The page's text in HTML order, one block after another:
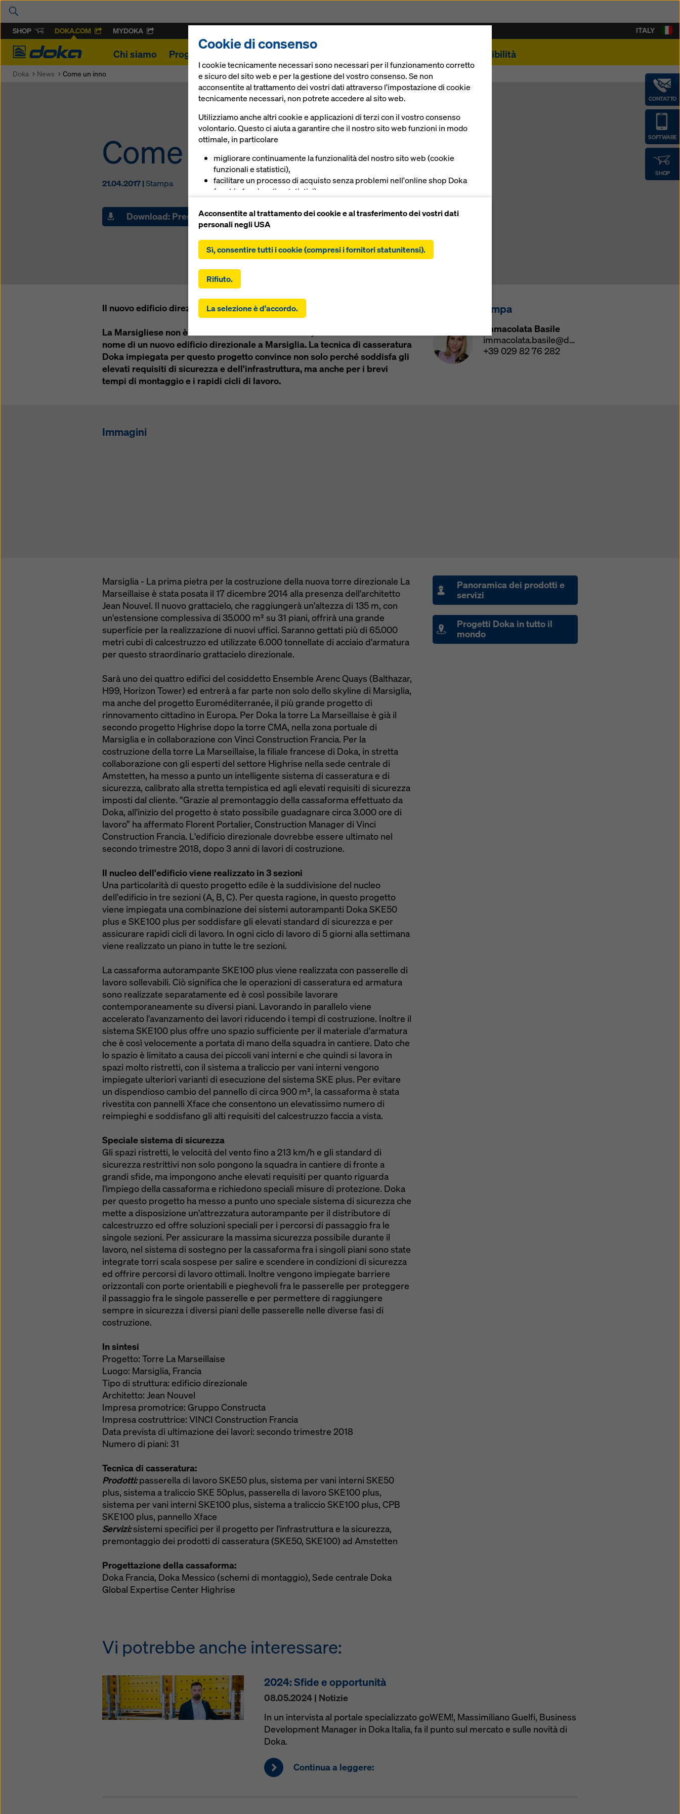
SHOP DOKA.COM MYDOKA
Doka
Chi siamo Progetti Sostenibilità
CONTATTO
SOFTWARE
SHOP
ITALY
Doka News Come un inno
Come un inno
21.04.2017 |Stampa
Download: Press release Immagini
Il nuovo edificio direzionale nella zona portuale di Marsiglia
La Marsigliese non è solo l'inno nazionale francese, dal 2018 sarà anche il
nome di un nuovo edificio direzionale a Marsiglia. La tecnica di casseratura
Doka impiegata per questo progetto convince non solo perché soddisfa gli
elevati requisiti di sicurezza e dell'infrastruttura, ma anche per i brevi
tempi di montaggio e i rapidi cicli di lavoro.
Contatto stampa
Immacolata Basile
immacolata.basile@doka.com
+39 029 82 76 282
Immagini
Marsiglia - La prima pietra per la costruzione della nuova torre direzionale La
Marseillaise è stata posata il 17 dicembre 2014 alla presenza dell'architetto
Jean Nouvel. Il nuovo grattacielo, che raggiungerà un'altezza di 135 m, con
un'estensione complessiva di 35.000 m² su 31 piani, offrirà una grande
superficie per la realizzazione di nuovi uffici. Saranno gettati più di 65.000
metri cubi di calcestruzzo ed utilizzate 6.000 tonnellate di acciaio d'armatura
per questo straordinario grattacielo direzionale.
Sarà uno dei quattro edifici del cosiddetto Ensemble Arenc Quays (Balthazar,
H99, Horizon Tower) ed entrerà a far parte non solo dello skyline di Marsiglia,
ma anche del progetto Euroméditerranée, il più grande progetto di
rinnovamento cittadino in Europa. Per Doka la torre La Marseillaise è già il
secondo progetto Highrise dopo la torre CMA, nella zona portuale di
Marsiglia e in collaborazione con Vinci Construction Francia. Per la
costruzione della torre La Marseillaise, la filiale francese di Doka, in stretta
collaborazione con gli esperti del settore Highrise nella sede centrale di
Amstetten, ha messo a punto un intelligente sistema di casseratura e di
sicurezza, calibrato alla stretta tempistica ed agli elevati requisiti di sicurezza
imposti dal cliente. “Grazie al premontaggio della cassaforma effettuato da
Doka, all'inizio del progetto è stato possibile guadagnare circa 3.000 ore di
lavoro” ha affermato Florent Portalier, Construction Manager di Vinci
Construction Francia. L'edificio direzionale dovrebbe essere ultimato nel
secondo trimestre 2018, dopo 3 anni di lavori di costruzione.
Il nucleo dell'edificio viene realizzato in 3 sezioni
Una particolarità di questo progetto edile è la suddivisione del nucleo
dell'edificio in tre sezioni (A, B, C). Per questa ragione, in questo progetto
viene impiegata una combinazione dei sistemi autorampanti Doka SKE50
plus e SKE100 plus per soddisfare gli elevati standard di sicurezza e per
assicurare rapidi cicli di lavoro. In ogni ciclo di lavoro di 5 giorni alla settimana
viene realizzato un piano in tutte le tre sezioni.
La cassaforma autorampante SKE100 plus viene realizzata con passerelle di
lavoro sollevabili. Ciò significa che le operazioni di casseratura ed armatura
sono realizzate separatamente ed è così possibile lavorare
contemporaneamente su diversi piani. Lavorando in parallelo viene
accelerato l'avanzamento dei lavori riducendo i tempi di costruzione. Inoltre il
sistema SKE100 plus offre uno spazio sufficiente per il materiale d'armatura
che è così velocemente a portata di mano della squadra in cantiere. Dato che
lo spazio è limitato a causa dei piccoli vani interni e che quindi si lavora in
spazi molto ristretti, con il sistema a traliccio per vani interni vengono
impiegate ulteriori varianti di esecuzione del sistema SKE plus. Per evitare
un dispendioso cambio del pannello di circa 900 m², la cassaforma è stata
rivestita con pannelli Xface che consentono un elevatissimo numero di
reimpieghi e soddisfano gli alti requisiti del calcestruzzo faccia a vista.
Speciale sistema di sicurezza
Gli spazi ristretti, le velocità del vento fino a 213 km/h e gli standard di
sicurezza restrittivi non solo pongono la squadra in cantiere di fronte a
grandi sfide, ma impongono anche elevati requisiti per quanto riguarda
l'impiego della cassaforma e richiedono speciali misure di protezione. Doka
per questo progetto ha messo a punto uno speciale sistema di sicurezza che
mette a disposizione un'attrezzatura autorampante per il distributore di
calcestruzzo ed offre soluzioni speciali per i percorsi di passaggio fra le
singole sezioni. Per assicurare la massima sicurezza possibile durante il
lavoro, nel sistema di sostegno per la cassaforma fra i singoli piani sono state
integrate torri scala sospese per salire e scendere in condizioni di sicurezza
ed offrire percorsi di lavoro ottimali. Inoltre vengono impiegate barriere
orizzontali con porte orientabili e pieghevoli fra le passerelle per proteggere
il passaggio fra le singole passerelle e per permettere di raggiungere
sempre in sicurezza i diversi piani delle passerelle nelle diverse fasi di
costruzione.
In sintesi
Progetto: Torre La Marseillaise
Luogo: Marsiglia, Francia
Tipo di struttura: edificio direzionale
Architetto: Jean Nouvel
Impresa promotrice: Gruppo Constructa
Impresa costruttrice: VINCI Construction Francia
Data prevista di ultimazione dei lavori: secondo trimestre 2018
Numero di piani: 31
Tecnica di casseratura:
Prodotti:passerella di lavoro SKE50 plus, sistema per vani interni SKE50
plus, sistema a traliccio SKE 50plus, passerella di lavoro SKE100 plus,
sistema per vani interni SKE100 plus, sistema a traliccio SKE100 plus, CPB
SKE100 plus, pannello Xface
Servizi:sistemi specifici per il progetto per l'infrastruttura e la sicurezza,
premontaggio dei prodotti di casseratura (SKE50, SKE100) ad Amstetten
Progettazione della cassaforma:
Doka Francia, Doka Messico (schemi di montaggio), Sede centrale Doka
Global Expertise Center Highrise
Panoramica dei prodotti e
servizi
Progetti Doka in tutto il
mondo
Vi potrebbe anche interessare:
2024: Sfide e opportunità
08.05.2024 | Notizie
In un intervista al portale specializzato goWEM!, Massimiliano Guelfi, Business
Development Manager in Doka Italia, fa il punto sul mercato e sulle novità di
Doka.
Continua a leggere:
Cookie di consenso
I cookie tecnicamente necessari sono necessari per il funzionamento corretto
e sicuro del sito web e per la gestione del vostro consenso. Se non
acconsentite al trattamento dei vostri dati attraverso l'impostazione di cookie
tecnicamente necessari, non potrete accedere al sito web.
Utilizziamo anche altri cookie e applicazioni di terzi con il vostro consenso
volontario. Questo ci aiuta a garantire che il nostro sito web funzioni in modo
ottimale, in particolare
migliorare continuamente la funzionalità del nostro sito web (cookie
funzionali e statistici),
facilitare un processo di acquisto senza problemi nell'online shop Doka
(cookie funzionali e statistici),
(cookie di marketing).
Facendo clic su “Consenti tutti i cookie (inclusi i fornitori statunitensi)”,
acconsentite all'installazione e all'utilizzo di tutti i cookie. Facendo clic su
“Accetta selezionati”, si acconsente ai cookie selezionati con le caselle di
gli Stati Uniti. Se le impostazioni selezionate includono anche fornitori che
trasferiscono i dati a paesi terzi in cui non esiste una decisione di adeguatezza
ai sensi dell'articolo 45 del GDPR e non esistono garanzie adeguate ai sensi
dell'articolo 46 del GDPR, il vostro consenso si estende anche a questo.
Potrebbe esserci il rischio che i vostri dati trasmessi in questo modo siano
controllo e monitoraggio e che non esistano rimedi legali efficaci contro
questo. Potete rifiutare tutti i cookie che richiedono il consenso cliccando su
“Rifiuta” o modificando le vostreimpostazioni dei cookie
impostazioni dei cookie in fondo a questo sito web e utilizzando le caselle di
controllo corrispondenti. Potete revocare il vostro consenso in qualsiasi
Acconsentite al trattamento dei cookie e al trasferimento dei vostri dati
personali negli USA
Sì, consentire tutti i cookie (compresi i fornitori statunitensi).
Rifiuto.
La selezione è d'accordo.